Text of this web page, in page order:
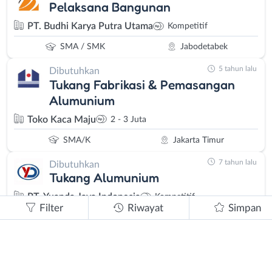
Pelaksana Bangunan
PT. Budhi Karya Putra Utama Kompetitif
SMA / SMK Jabodetabek
Dibutuhkan
Tukang Fabrikasi & Pemasangan
Alumunium
Toko Kaca Maju 2 - 3 Juta
SMA/K Jakarta Timur
5 tahun lalu
Dibutuhkan
Tukang Alumunium
PT. Yuanda Jaya Indonesia Kompetitif
SMA / SMK Bekasi
7 tahun lalu
Filter Riwayat Simpan